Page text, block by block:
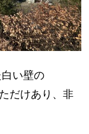
い壁の
だけあり、非